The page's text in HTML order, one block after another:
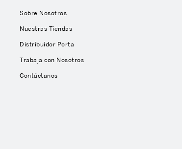
Sobre Nosotros
Nuestras Tiendas
Distribuidor Porta
Trabaja con Nosotros
Contáctanos